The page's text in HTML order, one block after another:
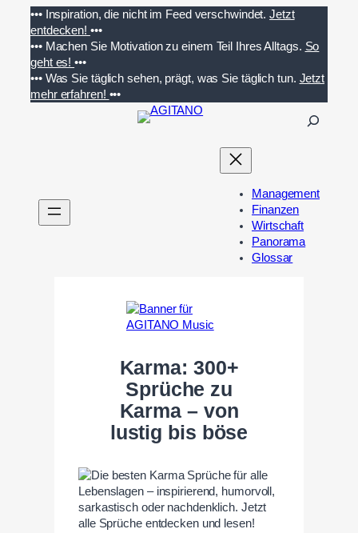
Inhalt
springen
••• Inspiration, die nicht im Feed verschwindet. Jetzt
entdecken! •••
••• Machen Sie Motivation zu einem Teil Ihres Alltags. So
geht es!•••
••• Was Sie täglich sehen, prägt, was Sie täglich tun. Jetzt
mehr erfahren! •••
n
Management
Finanzen
Wirtschaft
Panorama
Glossar
Karma: 300+
Sprüche zu
Karma – von
lustig bis böse